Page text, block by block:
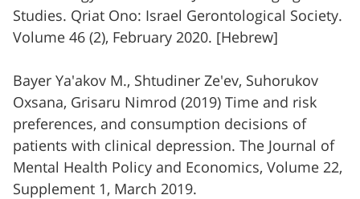
Studies. Qriat Ono: Israel Gerontological Society.
Volume 46 (2), February 2020. [Hebrew]
Bayer Ya'akov M., Shtudiner Ze'ev, Suhorukov
Oxsana, Grisaru Nimrod (2019) Time and risk
preferences, and consumption decisions of
patients with clinical depression. The Journal of
Mental Health Policy and Economics, Volume 22,
Supplement 1, March 2019.